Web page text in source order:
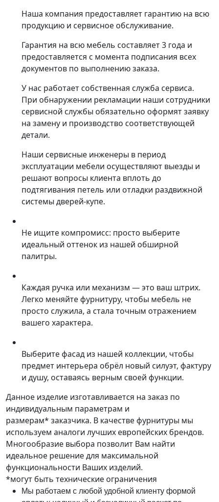
Наша компания предоставляет гарантию на всю
продукцию и сервисное обслуживание.
Гарантия на всю мебель составляет 3 года и
предоставляется с момента подписания всех
документов по выполнению заказа.
У нас работает собственная служба сервиса.
При обнаружении рекламации наши сотрудники
сервисной службы обязательно оформят заявку
на замену и производство соответствующей
детали.
Наши сервисные инженеры в период
эксплуатации мебели осуществляют выезды и
решают вопросы клиента вплоть до
подтягивания петель или отладки раздвижной
системы дверей-купе.
Не ищите компромисс: просто выберите
идеальный оттенок из нашей обширной
палитры.
Каждая ручка или механизм — это ваш штрих.
Легко меняйте фурнитуру, чтобы мебель не
просто служила, а стала точным отражением
вашего характера.
Выберите фасад из нашей коллекции, чтобы
предмет интерьера обрёл новый силуэт, фактуру
и душу, оставаясь верным своей функции.
Данное изделие изготавливается на заказ по
индивидуальным параметрам и
размерам* заказчика. В качестве фурнитуры мы
используем аналоги лучших европейских брендов.
Многообразие выбора позволит Вам найти
идеальное решение для максимальной
функциональности Ваших изделий.
*могут быть технические ограничения
Мы работаем с любой удобной клиенту формой